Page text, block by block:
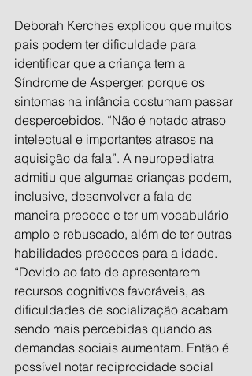
Deborah Kerches explicou que muitos
pais podem ter dificuldade para
identificar que a criança tem a
Síndrome de Asperger, porque os
sintomas na infância costumam passar
despercebidos. “Não é notado atraso
intelectual e importantes atrasos na
aquisição da fala”. A neuropediatra
admitiu que algumas crianças podem,
inclusive, desenvolver a fala de
maneira precoce e ter um vocabulário
amplo e rebuscado, além de ter outras
habilidades precoces para a idade.
“Devido ao fato de apresentarem
recursos cognitivos favoráveis, as
dificuldades de socialização acabam
sendo mais percebidas quando as
demandas sociais aumentam. Então é
possível notar reciprocidade social